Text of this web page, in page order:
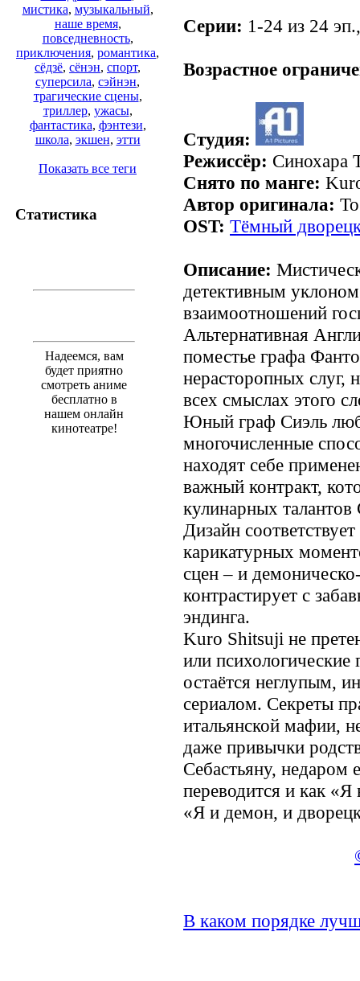
мистика, музыкальный,
наше время,
повседневность,
приключения, романтика,
сёдзё, сёнэн, спорт,
суперсила, сэйнэн,
трагические сцены,
триллер, ужасы,
фантастика, фэнтези,
школа, экшен, этти
Показать все теги
Статистика
Надеемся, вам
будет приятно
смотреть аниме
бесплатно в
нашем онлайн
кинотеатре!
Серии: 1-24 из 24
Возрастное
Студия:
Режиссёр: Синохара
Снято по манге:
Автор оригинала:
OST: Тёмный
Описание:
детективным
взаимоотношений
Альтернативная
поместье графа
нерасторопных слуг,
всех смыслах этого
Юный граф Сиэль
многочисленные
находят себе
важный контракт,
кулинарных талантов
Дизайн
карикатурных
сцен – и
контрастирует с
эндинга.
Kuro Shitsuji не
или
остаётся неглупым,
сериалом. Секреты
итальянской мафии,
даже привычки
Себастьяну, недаром
переводится и как
«Я и демон, и
В каком порядке